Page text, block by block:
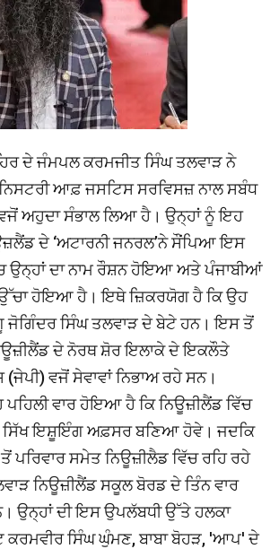
ਦੇ ਜੰਮਪਲ ਕਰਮਜੀਤ ਸਿੰਘ ਤਲਵਾੜ ਨੇ
ਆਫ਼ ਜਸਟਿਸ ਸਰਵਿਸਜ਼ ਨਾਲ ਸਬੰਧ
ਅਹੁਦਾ ਸੰਭਾਲ ਲਿਆ ਹੈ। ਉਨ੍ਹਾਂ ਨੂੰ ਇਹ
ਦੇ ‘ਅਟਾਰਨੀ ਜਨਰਲ’ਨੇ ਸੌਂਪਿਆ ਇਸ
ਉਨ੍ਹਾਂ ਦਾ ਨਾਮ ਰੌਸ਼ਨ ਹੋਇਆ ਅਤੇ ਪੰਜਾਬੀਆਂ
ਉੱਚਾ ਹੋਇਆ ਹੈ। ਇਥੇ ਜ਼ਿਕਰਯੋਗ ਹੈ ਕਿ ਉਹ
ਜੋਗਿੰਦਰ ਸਿੰਘ ਤਲਵਾੜ ਦੇ ਬੇਟੇ ਹਨ। ਇਸ ਤੋਂ
ਦੇ ਨੋਰਥ ਸ਼ੋਰ ਇਲਾਕੇ ਦੇ ਇਕਲੌਤੇ
ਵਜੋਂ ਸੇਵਾਵਾਂ ਨਿਭਾਅ ਰਹੇ ਸਨ।
ਵਾਰ ਹੋਇਆ ਹੈ ਕਿ ਨਿਊਜ਼ੀਲੈਂਡ ਵਿੱਚ
ਸਿੱਖ ਇਸ਼ੂਇੰਗ ਅਫ਼ਸਰ ਬਣਿਆ ਹੋਵੇ। ਜਦਕਿ
ਪਰਿਵਾਰ ਸਮੇਤ ਨਿਊਜ਼ੀਲੈਡ ਵਿੱਚ ਰਹਿ ਰਹੇ
ਨਿਊਜ਼ੀਲੈਂਡ ਸਕੂਲ ਬੋਰਡ ਦੇ ਤਿੰਨ ਵਾਰ
ਉਨ੍ਹਾਂ ਦੀ ਇਸ ਉਪਲੱਬਧੀ ਉੱਤੇ ਹਲਕਾ
ਸਿੰਘ ਘੁੰਮਣ, ਬਾਬਾ ਬੋਹੜ, 'ਆਪ' ਦੇ